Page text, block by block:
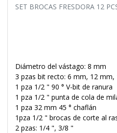
SET BROCAS FRESDORA 12
Diámetro del vástago: 8 mm
3 pzas bit recto: 6 mm, 12 mm,
1 pza 1/2 " 90 ° V-bit de ranura
1 pza 1/2 " punta de cola de
1 pza 32 mm 45 ° chaflán
1pza 1/2 " brocas de corte al
2 pzas: 1/4 ", 3/8 "